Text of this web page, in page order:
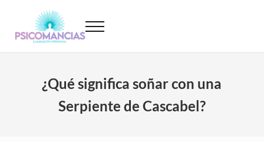
Psicomancias
Menu
¿Qué significa soñar con una
Serpiente de Cascabel?